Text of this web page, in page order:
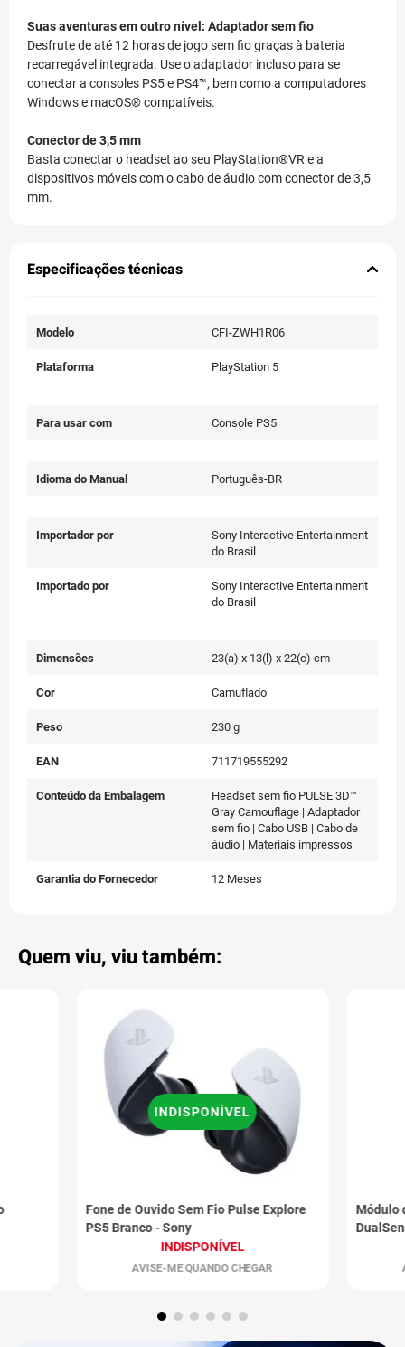
Suas aventuras em outro nível: Adaptador sem fio
Desfrute de até 12 horas de jogo sem fio graças à bateria
recarregável integrada. Use o adaptador incluso para se
conectar a consoles PS5 e PS4™, bem como a computadores
Windows e macOS® compatíveis.
Conector de 3,5 mm
Basta conectar o headset ao seu PlayStation®VR e a
dispositivos móveis com o cabo de áudio com conector de 3,5
mm.
Especificações técnicas
Modelo CFI-ZWH1R06
Plataforma PlayStation 5
Para usar com Console PS5
Idioma do Manual Português-BR
Importador por
Sony Interactive Entertainment
do Brasil
Importado por
Sony Interactive Entertainment
do Brasil
Dimensões 23(a) x 13(l) x 22(c) cm
Cor Camuflado
Peso 230 g
EAN 711719555292
Conteúdo da Embalagem
Headset sem fio PULSE 3D™
Gray Camouflage | Adaptador
sem fio | Cabo USB | Cabo de
áudio | Materiais impressos
Garantia do Fornecedor 12 Meses
Quem viu, viu também:
Fone de Ouvido Sem Fio Pulse Explore
PS5 Branco - Sony
INDISPONÍVEL
AVISE-ME QUANDO CHEGAR
INDISPONÍVEL
Módulo